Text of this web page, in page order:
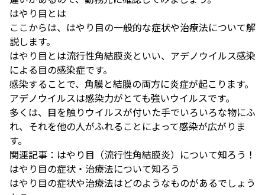
はやり目とは
ここからは、はやり目の一般的な症状や治療法について解
説します。
はやり目とは流行性角結膜炎といい、アデノウイルス感染
による目の感染症です。
感染することで、角膜と結膜の両方に炎症が起こります。
アデノウイルスは感染力がとても強いウイルスです。
多くは、目を触りウイルスが付いた手でいろいろな物にふ
れ、それを他の人がふれることによって感染が広がりま
す。
関連記事： はやり目（流行性角結膜炎）について知ろう！
はやり目の症状・治療法について知ろう
はやり目の症状や治療法はどのようなものがあるでしょう